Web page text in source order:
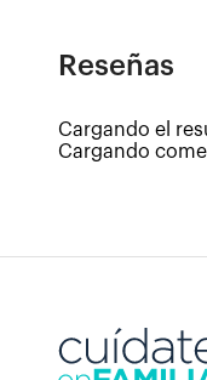
Reseñas
Cargando el
Cargando